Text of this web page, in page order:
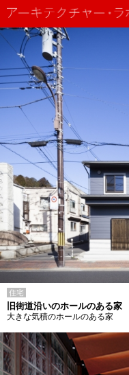
住宅
旧街道沿いのホールのある家
大きな気積のホールのある家